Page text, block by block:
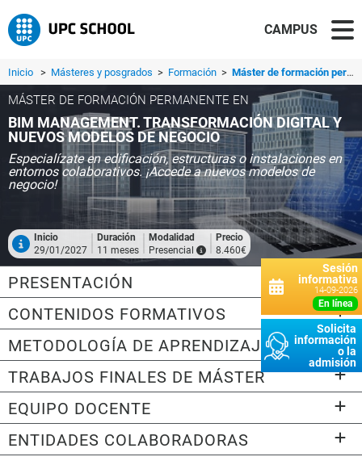
CAMPUS
Inicio > Másteres y posgrados > Formación > Máster de formación permanente en BIM Management. Transformación Digital y Nuevos Modelos de Negocio
Sesión
informativa
14-09-2026
en línea
Solicita
información
o la
admisión
MÁSTER DE FORMACIÓN PERMANENTE EN
BIM MANAGEMENT. TRANSFORMACIÓN DIGITAL Y
NUEVOS MODELOS DE NEGOCIO
Especialízate en edificación, estructuras o instalaciones en
entornos colaborativos. ¡Accede a nuevos modelos de
negocio!
Inicio
29/01/2027
Duración
11 meses
Modalidad
Presencial
Precio
8.460€
PRESENTACIÓN
CONTENIDOS FORMATIVOS
METODOLOGÍA DE APRENDIZAJE
TRABAJOS FINALES DE MÁSTER
EQUIPO DOCENTE
ENTIDADES COLABORADORAS